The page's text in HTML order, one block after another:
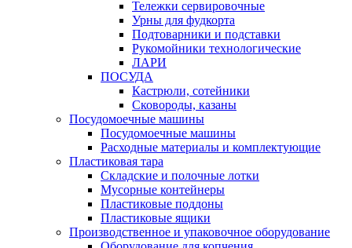
Тележки сервировочные
Урны для фудкорта
Подтоварники и подставки
Рукомойники технологические
ЛАРИ
ПОСУДА
Кастрюли, сотейники
Сковороды, казаны
Посудомоечные машины
Посудомоечные машины
Расходные материалы и комплектующие
Пластиковая тара
Складские и полочные лотки
Мусорные контейнеры
Пластиковые поддоны
Пластиковые ящики
Производственное и упаковочное оборудование